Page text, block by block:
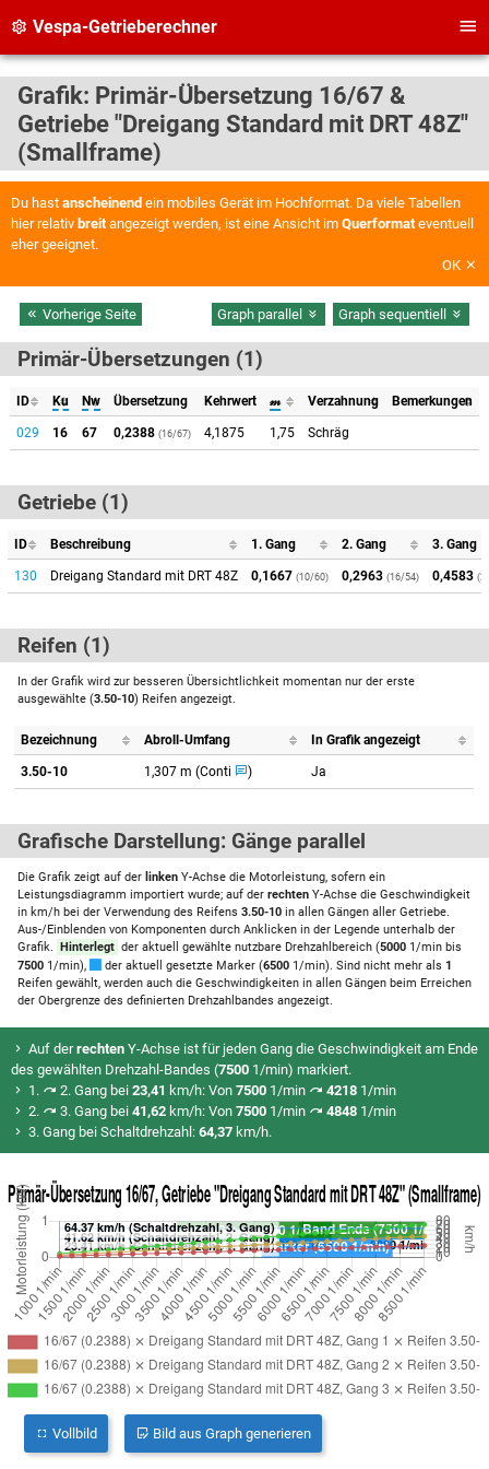
Vespa-Getrieberechner
Grafik: Primär-Übersetzung 16/67 &
Getriebe "Dreigang Standard mit DRT 48Z"
(Smallframe)
Du hast anscheinend ein mobiles Gerät im Hochformat. Da viele Tabellen
hier relativ breitangezeigt werden, ist eine Ansicht im Querformateventuell
eher geeignet.
OK
Vorherige Seite Graph parallel Graph sequentiell
Primär-Übersetzungen (1)
ID Ku Nw Übersetzung Kehrwert 𝓂 Verzahnung Bemerkungen
029 16 67 0,2388 (16/67) 4,1875 1,75 Schräg
Getriebe (1)
ID Beschreibung 1. Gang 2. Gang 3. Gang
130 Dreigang Standard mit DRT 48Z 0,1667 (10/60) 0,2963 (16/54) 0,4583
Reifen (1)
In der Grafik wird zur besseren Übersichtlichkeit momentan nur der erste
ausgewählte (3.50-10) Reifen angezeigt.
Bezeichnung Abroll-Umfang In Grafik angezeigt
3.50-10 1,307 m (Conti ) Ja
Grafische Darstellung: Gänge parallel
Die Grafik zeigt auf der linken Y-Achse die Motorleistung, sofern ein
Leistungsdiagramm importiert wurde; auf der rechten Y-Achse die Geschwindigkeit
in km/h bei der Verwendung des Reifens 3.50-10 in allen Gängen aller Getriebe.
Aus-/Einblenden von Komponenten durch Anklicken in der Legende unterhalb der
Grafik. Hinterlegt der aktuell gewählte nutzbare Drehzahlbereich (5000 1/min bis
7500 1/min), der aktuell gesetzte Marker (6500 1/min). Sind nicht mehr als 1
Reifen gewählt, werden auch die Geschwindigkeiten in allen Gängen beim Erreichen
der Obergrenze des definierten Drehzahlbandes angezeigt.
Auf derrechten Y-Achse ist für jeden Gang die Geschwindigkeit am Ende
des gewählten Drehzahl-Bandes (7500 1/min) markiert.
1.
2. Gang bei 23,41 km/h: Von 7500 1/min 4218 1/min
2.
3. Gang bei 41,62 km/h: Von 7500 1/min 4848 1/min
3. Gang bei Schaltdrehzahl: 64,37 km/h.
Vollbild Bild aus Graph generieren